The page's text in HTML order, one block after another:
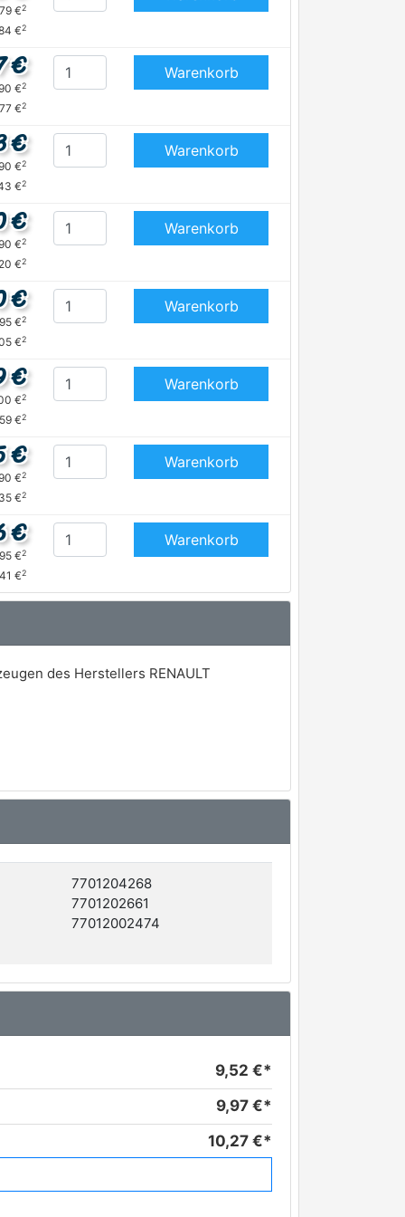
€2
€2
€
€2
€2
Warenkorb
€
€2
€2
Warenkorb
€
€2
€2
Warenkorb
€
€2
€2
Warenkorb
€
€2
€2
Warenkorb
€
€2
€2
Warenkorb
€
€2
€2
Warenkorb
des Herstellers RENAULT
7701204268
7701202661
77012002474
9,52 €*
9,97 €*
10,27 €*